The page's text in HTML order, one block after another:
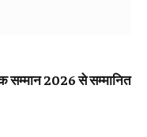
सम्मान 2026 से सम्मानित